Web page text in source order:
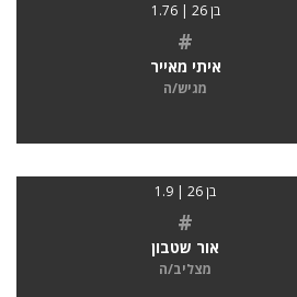
בן 26 | 1.76
#
איתי מאייר
מגיש/ה
בן 26 | 1.9
#
אור שטבון
מצליב/ה